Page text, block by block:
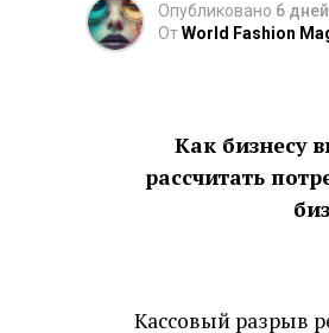
Опубликовано 6
ОтWorld Fashion
Как бизнесу
рассчитать
Кассовый разрыв